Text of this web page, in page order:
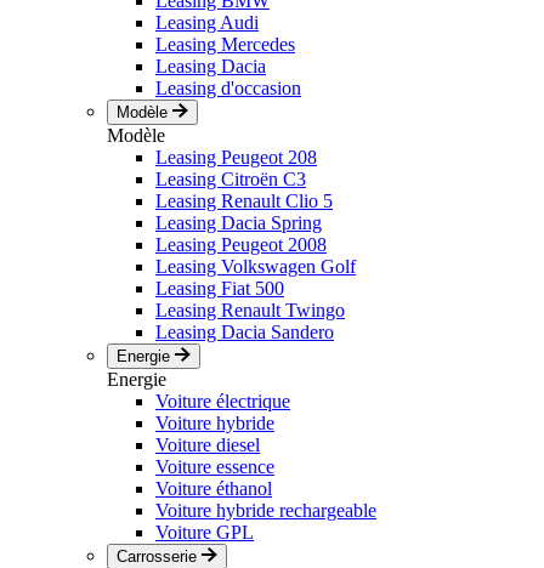
Leasing Audi
Leasing Mercedes
Leasing Dacia
Leasing d'occasion
Modèle
Modèle
Leasing Peugeot 208
Leasing Citroën C3
Leasing Renault Clio 5
Leasing Dacia Spring
Leasing Peugeot 2008
Leasing Volkswagen Golf
Leasing Fiat 500
Leasing Renault Twingo
Leasing Dacia Sandero
Energie
Energie
Voiture électrique
Voiture hybride
Voiture diesel
Voiture essence
Voiture éthanol
Voiture hybride rechargeable
Voiture GPL
Carrosserie